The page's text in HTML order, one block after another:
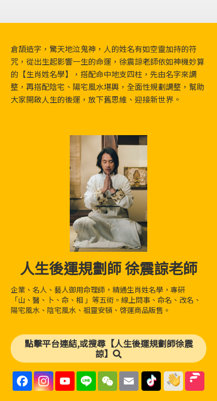
Footer
倉頡造字，驚天地泣鬼神，人的姓名有如空靈加持的符
咒，從出生起影響一生的命運，徐震諒老師依如神機妙算
的【生肖姓名學】，搭配命中地支四柱，先由名字來調
整，再搭配陰宅、陽宅風水堪輿，全面性規劃調整，幫助
大家開啟人生的後運，放下舊思維、迎接新世界。
人生後運規劃師 徐震諒老師
企業、名人、藝人御用命理師，精通生肖姓名學，專研
「山、醫、卜、命、相 」等五術。線上問事、命名、改名、
陽宅風水、陰宅風水、祖靈安頓、啓運商品販售。
點擊平台連結,或搜尋【人生後運規劃師徐震
諒】
F
a
c
I
s
Y
u
L
n
W
C
E
a